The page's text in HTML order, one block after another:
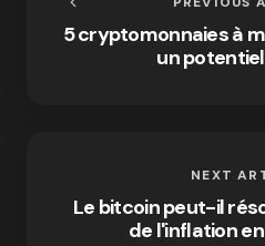
5 cryptomonnaies à
un
NEXT
Le bitcoin peut-il
de l'inflation